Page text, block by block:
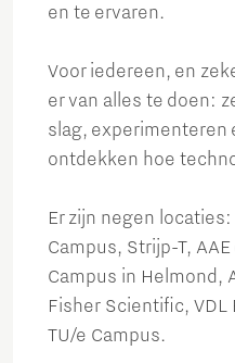
en te ervaren.
Voor iedereen, en
er van alles te doen:
slag, experimenteren
ontdekken hoe
Er zijn negen
Campus, Strijp-T,
Campus in Helmond,
Fisher Scientific, VDL
TU/e Campus.